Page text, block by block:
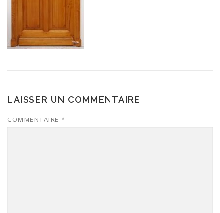
LAISSER UN COMMENTAIRE
COMMENTAIRE *